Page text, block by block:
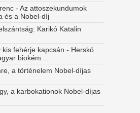
- Az attoszekundumok
és a Nobel‑díj
Karikó Katalin
kis fehérje kapcsán - Herskó
biokém...
a történelem Nobel-díjas
a karbokationok Nobel-díjas